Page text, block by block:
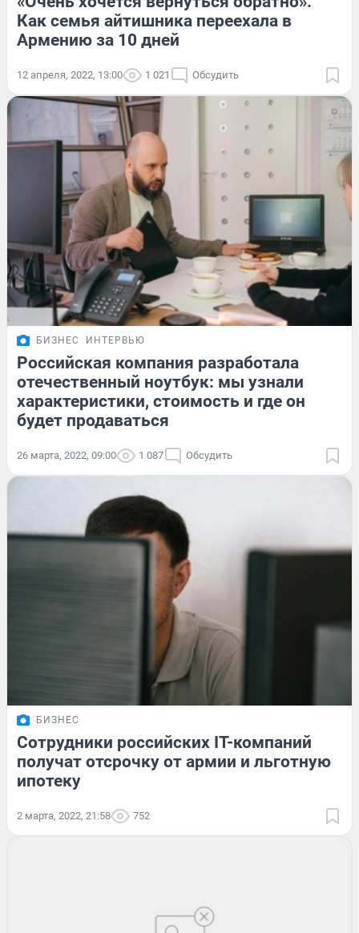
Как семья айтишника переехала в
Армению за 10 дней
12 апреля, 2022, 13:00 1 021 Обсудить
БИЗНЕС ИНТЕРВЬЮ
Российская компания разработала
отечественный ноутбук: мы узнали
характеристики, стоимость и где он
будет продаваться
26 марта, 2022, 09:00 1 087 Обсудить
БИЗНЕС
Сотрудники российских IT-компаний
получат отсрочку от армии и льготную
ипотеку
2 марта, 2022, 21:58 752